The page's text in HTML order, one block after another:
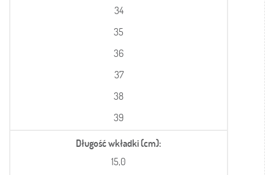
34
35
36
37
38
39
Długość wkładki (cm)
15,0